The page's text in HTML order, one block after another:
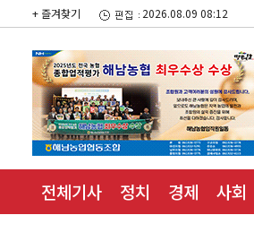
+ 즐겨찾기 2026.08.09 08:12
전체기사 정치 경제 사회